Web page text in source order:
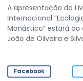
A apresentação do
Internacional
Monástico” estará
João de Oliveira e
Facebook